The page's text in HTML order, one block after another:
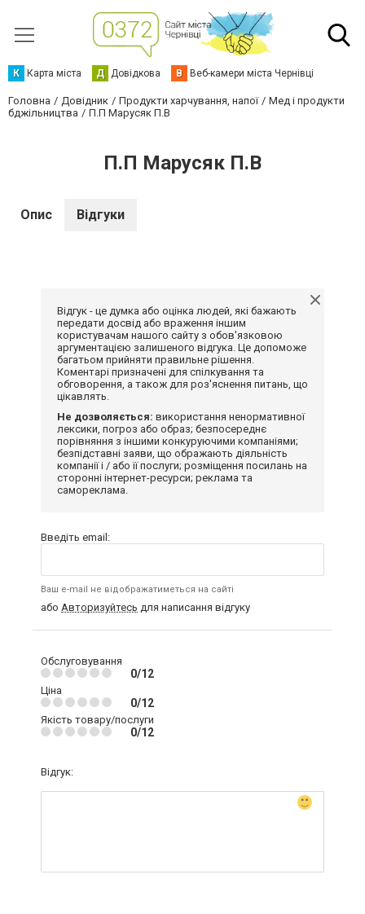
К Карта міста Д Довідкова В Веб-камери міста Чернівці
Головна Довідник Продукти харчування, напої
Мед і продукти
бджільництва
П.П Марусяк П.В
П.П Марусяк П.В
Опис Відгуки
Відгук - це думка або оцінка людей, які бажають
передати досвід або враження іншим
користувачам нашого сайту з обов'язковою
аргументацією залишеного відгука. Це допоможе
багатьом прийняти правильне рішення.
Коментарі призначені для спілкування та
обговорення, а також для роз'яснення питань, що
цікавлять.
Не дозволяється: використання ненормативної
лексики, погроз або образ; безпосереднє
порівняння з іншими конкуруючими компаніями;
безпідставні заяви, що ображають діяльність
компанії і / або її послуги; розміщення посилань на
сторонні інтернет-ресурси; реклама та
самореклама.
Введіть email:
Ваш e-mail не відображатиметься на сайті
або Авторизуйтесь для написання відгуку
Обслуговування
0/12
Ціна
0/12
Якість товару/послуги
0/12
Відгук: